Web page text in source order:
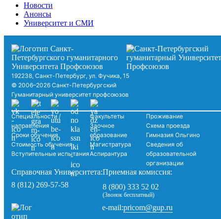
Новости
Анонсы
Университет и СМИ
192238, Санкт-Петербург, ул. Фучика, 15
© 2006–2026 Санкт-Петербургский
Гуманитарный университет профсоюзов
Специальности /
направления
Сроки обучения
Стоимость обучения
Вступительные испытания
Факультеты
Заочное
образование
Магистратура
Аспирантура
Проживание
Схема проезда
Гимназия Ольгино
Сведения об
образовательной
организации
Справочная Университета:
8 (812) 269-57-58
Приемная комиссия:
8 (800) 333 52 02
(Звонок бесплатный)
e-mail:pricom@gup.ru